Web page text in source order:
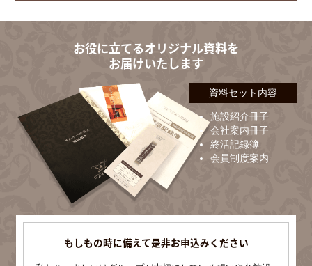
お役に立てるオリジナル資料を
お届けいたします
資料セット内容
施設紹介冊子
会社案内冊子
終活記録簿
会員制度案内
もしもの時に備えて是非お申込みください